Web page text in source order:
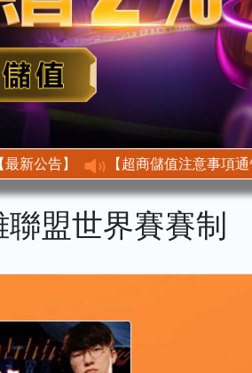
【最新公告】【首次託售需身分驗證以此證明本人出款託售】
聯盟世界賽賽制